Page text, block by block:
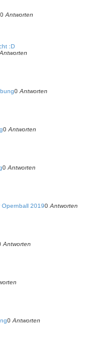
0 Antworten
:D
Antworten
0 Antworten
0 Antworten
0 Antworten
Opernball 20190 Antworten
Antworten
0 Antworten